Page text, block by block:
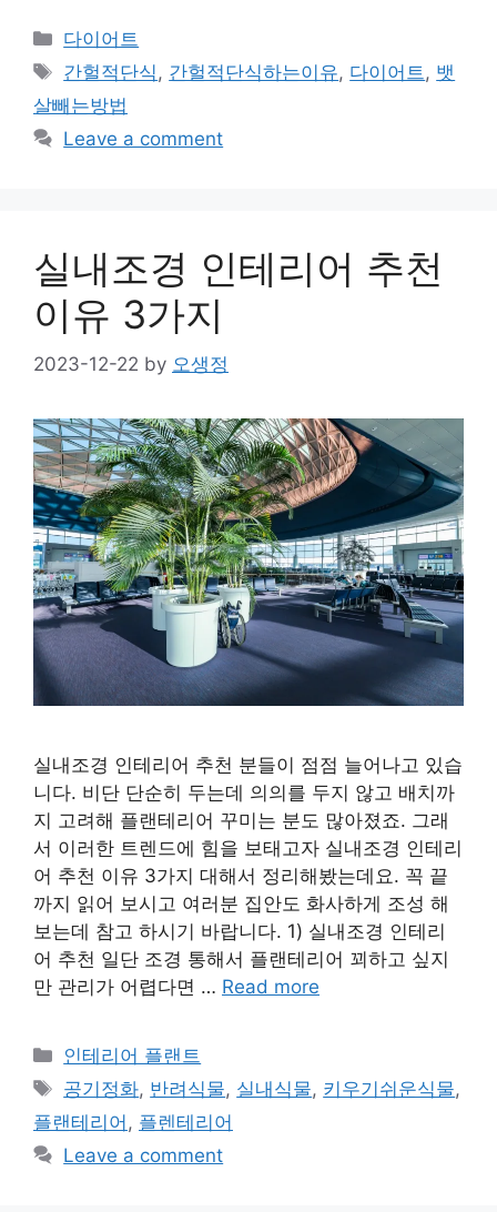
Categories
다이어트
Tags
간헐적단식, 간헐적단식하는이유, 다이어트, 뱃
살빼는방법
Leave a comment
실내조경 인테리어 추천
이유 3가지
2023-12-22 by 오생정
실내조경 인테리어 추천 분들이 점점 늘어나고 있습
니다. 비단 단순히 두는데 의의를 두지 않고 배치까
지 고려해 플랜테리어 꾸미는 분도 많아졌죠. 그래
서 이러한 트렌드에 힘을 보태고자 실내조경 인테리
어 추천 이유 3가지 대해서 정리해봤는데요. 꼭 끝
까지 읽어 보시고 여러분 집안도 화사하게 조성 해
보는데 참고 하시기 바랍니다. 1) 실내조경 인테리
어 추천 일단 조경 통해서 플랜테리어 꾀하고 싶지
만 관리가 어렵다면 … Read more
Categories
인테리어 플랜트
Tags
공기정화, 반려식물, 실내식물, 키우기쉬운식물,
플랜테리어 , 플렌테리어
Leave a comment